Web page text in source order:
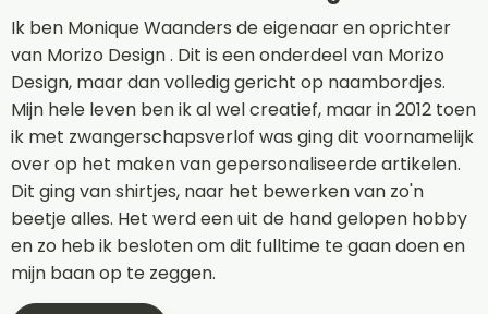
Ik ben Monique Waanders de eigenaar en oprichter
van Morizo Design . Dit is een onderdeel van Morizo
Design, maar dan volledig gericht op naambordjes.
Mijn hele leven ben ik al wel creatief, maar in 2012 toen
ik met zwangerschapsverlof was ging dit voornamelijk
over op het maken van gepersonaliseerde artikelen.
Dit ging van shirtjes, naar het bewerken van zo'n
beetje alles. Het werd een uit de hand gelopen hobby
en zo heb ik besloten om dit fulltime te gaan doen en
mijn baan op te zeggen.